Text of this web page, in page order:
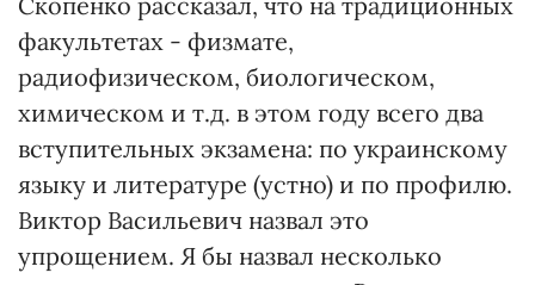
факультетах - физмате,
радиофизическом, биологическом,
химическом и т.д. в этом году всего два
вступительных экзамена: по украинскому
языку и литературе (устно) и по профилю.
Виктор Васильевич назвал это
упрощением. Я бы назвал несколько